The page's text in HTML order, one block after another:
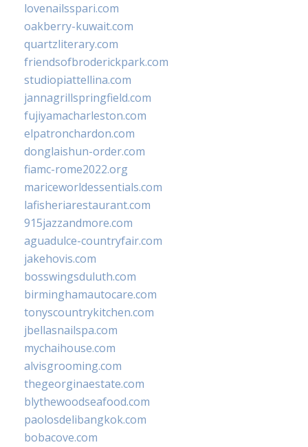
lovenailsspari.com
oakberry-kuwait.com
quartzliterary.com
friendsofbroderickpark.com
studiopiattellina.com
jannagrillspringfield.com
fujiyamacharleston.com
elpatronchardon.com
donglaishun-order.com
fiamc-rome2022.org
mariceworldessentials.com
lafisheriarestaurant.com
915jazzandmore.com
aguadulce-countryfair.com
jakehovis.com
bosswingsduluth.com
birminghamautocare.com
tonyscountrykitchen.com
jbellasnailspa.com
mychaihouse.com
alvisgrooming.com
thegeorginaestate.com
blythewoodseafood.com
paolosdelibangkok.com
bobacove.com